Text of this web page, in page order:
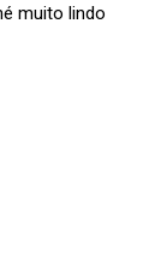
muito lindo